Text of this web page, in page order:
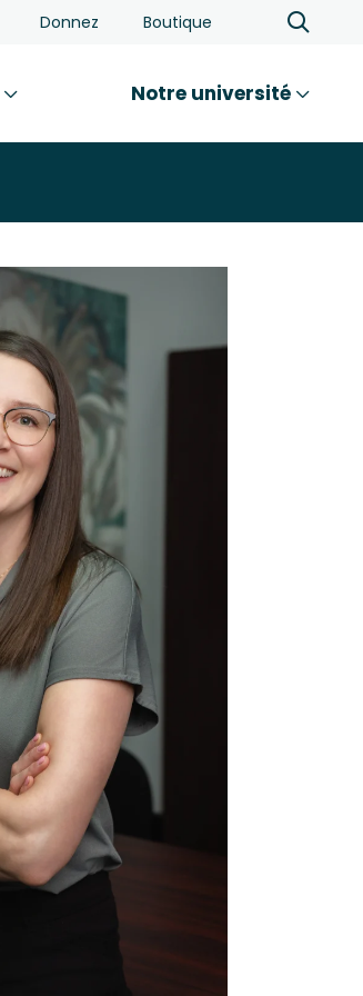
Donnez Boutique
Notre université